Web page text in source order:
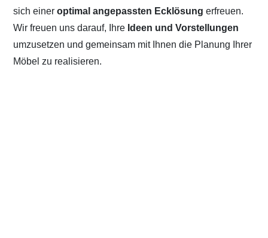
sich eineroptimal angepassten Ecklösung erfreuen.
Wir freuen uns darauf, Ihre Ideen und Vorstellungen
umzusetzen und gemeinsam mit Ihnen die Planung Ihrer
Möbel zu realisieren.